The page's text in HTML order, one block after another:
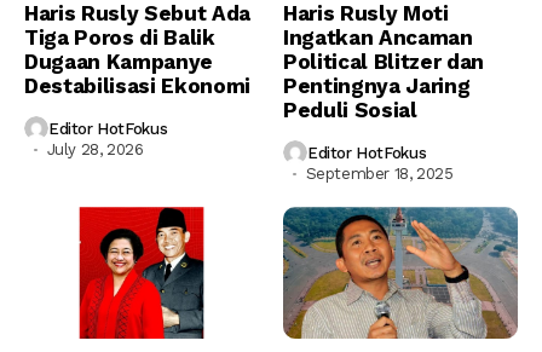
Haris Rusly Sebut Ada
Tiga Poros di Balik
Dugaan Kampanye
Destabilisasi Ekonomi
Editor HotFokus
July 28, 2026
Haris Rusly Moti
Ingatkan Ancaman
Political Blitzer dan
Pentingnya Jaring
Peduli Sosial
Editor HotFokus
September 18, 2025